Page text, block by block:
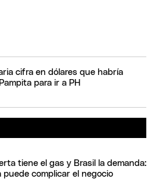
cifra en dólares que habría
para ir a PH
tiene el gas y Brasil la demanda:
puede complicar el negocio